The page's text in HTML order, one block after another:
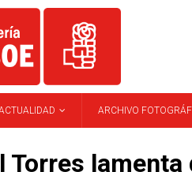
ARCHIVO
Torres lamenta